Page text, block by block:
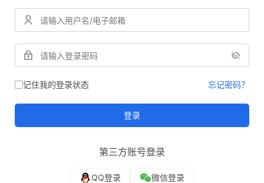
记住我的登录状态 忘记密码？
登录
第三方账号登录